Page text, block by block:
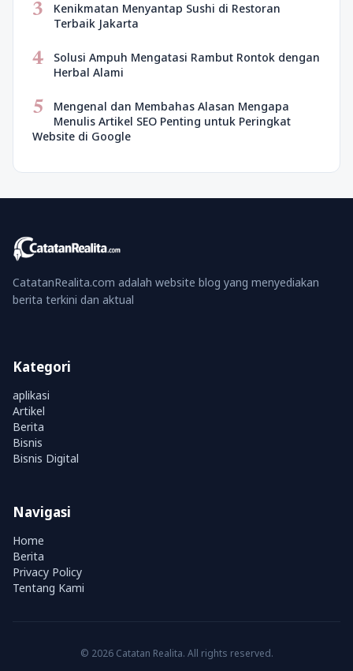
3
Kenikmatan Menyantap Sushi di Restoran
Terbaik Jakarta
4
Solusi Ampuh Mengatasi Rambut Rontok dengan
Herbal Alami
5
Mengenal dan Membahas Alasan Mengapa
Menulis Artikel SEO Penting untuk Peringkat
Website di Google
CatatanRealita.com adalah website blog yang menyediakan
berita terkini dan aktual
Kategori
aplikasi
Artikel
Berita
Bisnis
Bisnis Digital
Navigasi
Home
Berita
Privacy Policy
Tentang Kami
© 2026 Catatan Realita. All rights reserved.